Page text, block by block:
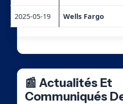
2025-05-19 Wells Fargo
📰 Actualités Et
Communiqués